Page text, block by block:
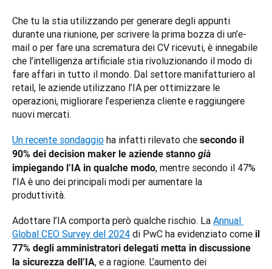
Che tu la stia utilizzando per generare degli appunti
durante una riunione, per scrivere la prima bozza di un’e-
mail o per fare una scrematura dei CV ricevuti, è innegabile
che l’intelligenza artificiale stia rivoluzionando il modo di
fare affari in tutto il mondo. Dal settore manifatturiero al
retail, le aziende utilizzano l’IA per ottimizzare le
operazioni, migliorare l’esperienza cliente e raggiungere
nuovi mercati.
Un recente sondaggio ha infatti rilevato che secondo il
90% dei decision maker le aziende stanno già
impiegando l’IA in qualche modo, mentre secondo il 47%
l’IA è uno dei principali modi per aumentare la
produttività.
Adottare l’IA comporta però qualche rischio. La Annual
Global CEO Survey del 2024 di PwC ha evidenziato come il
77% degli amministratori delegati metta in discussione
la sicurezza dell’IA, e a ragione. L’aumento dei